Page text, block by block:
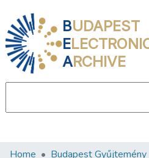
BUDAPEST
E
ARCHIVE
Communities & Collections
Home Budapest Gyűjtemény